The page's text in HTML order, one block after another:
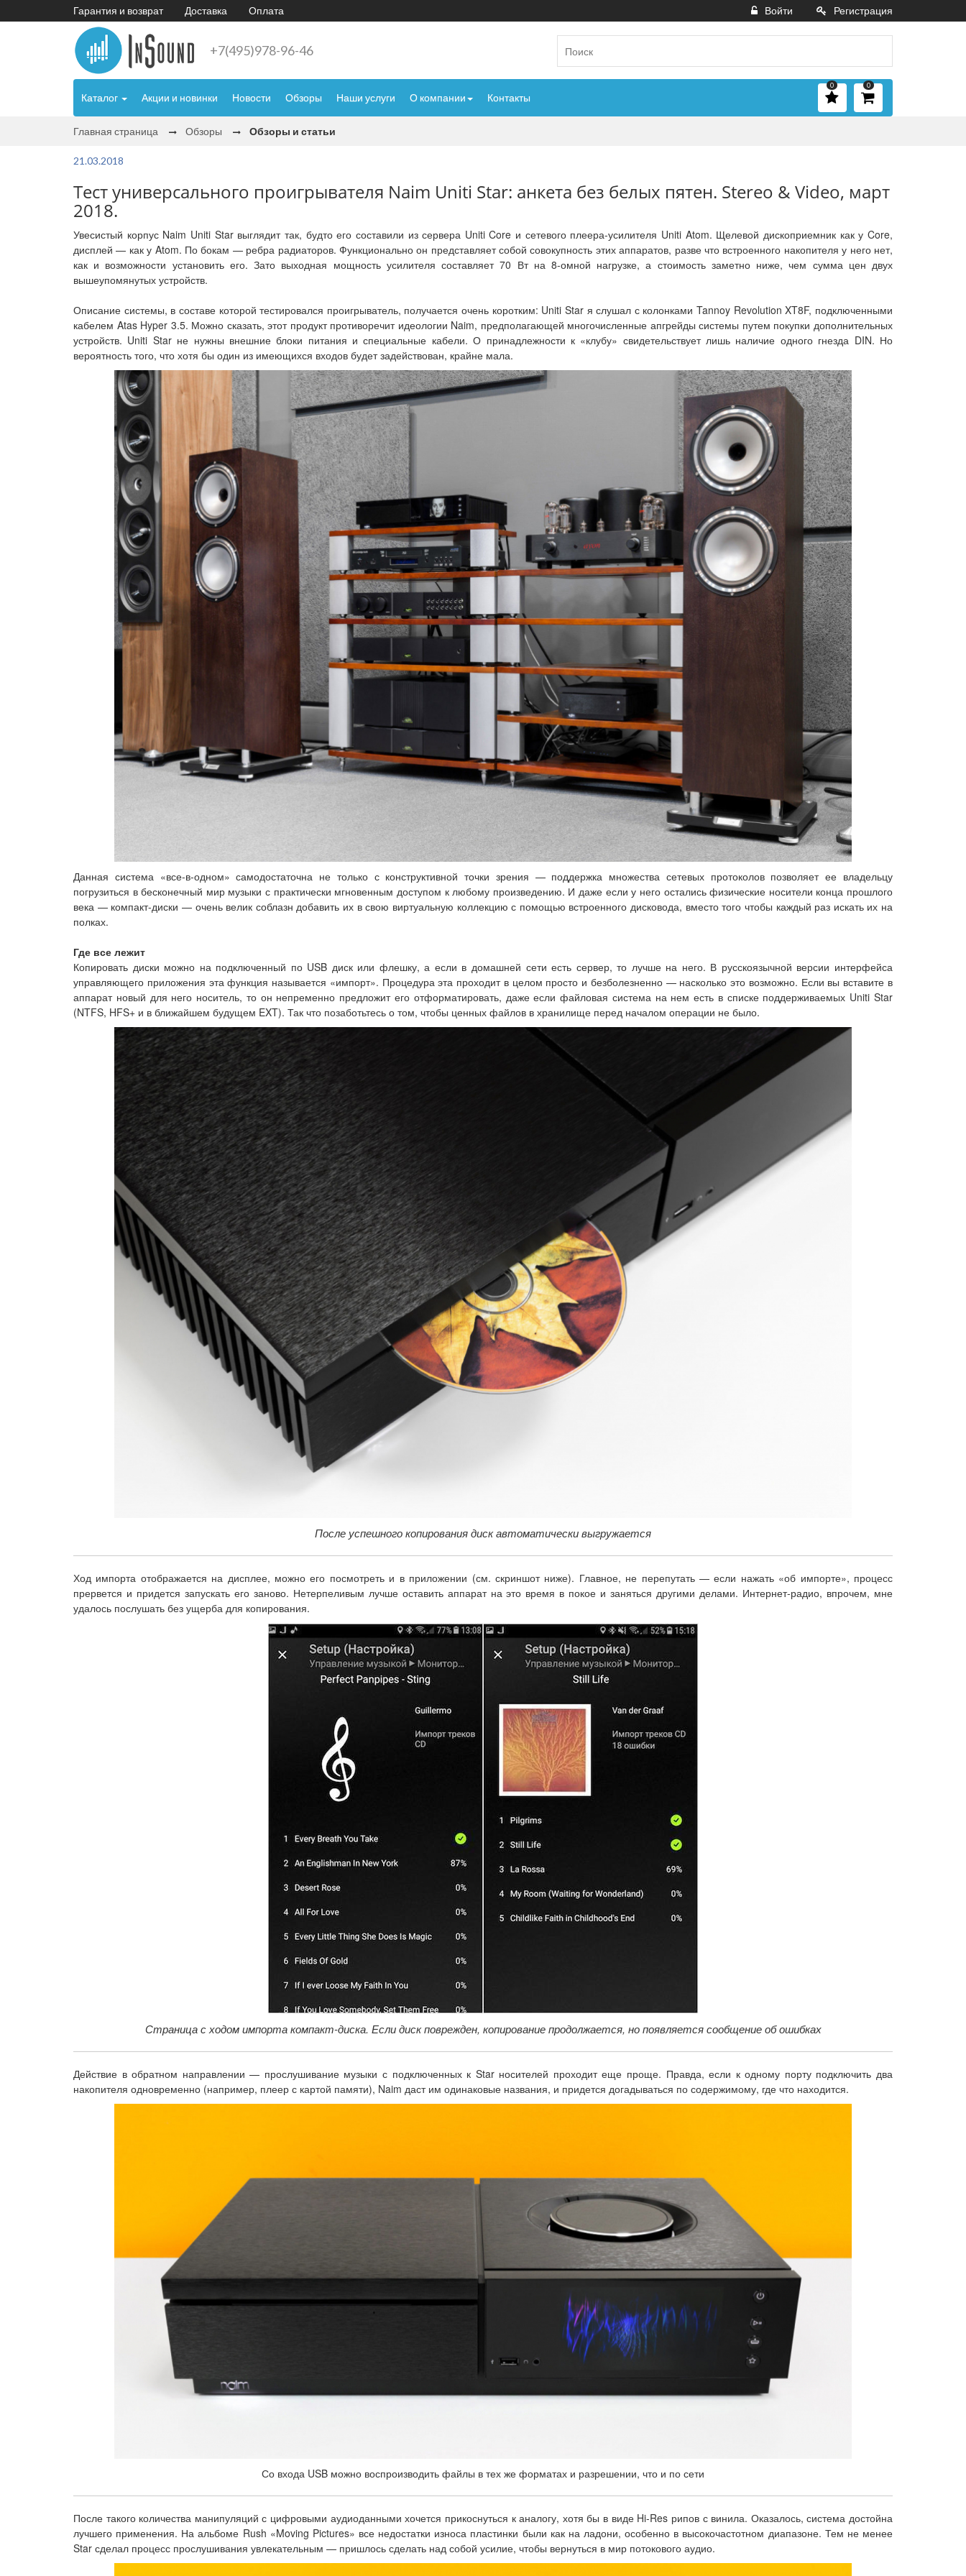
Гарантия и возврат Доставка Оплата Войти Регистрация
+7(495)978-96-46
Каталог Акции и новинки Новости Обзоры Наши услуги О компании Контакты
0
0
Главная страница Обзоры Обзоры и статьи
21.03.2018
Тест универсального проигрывателя Naim Uniti Star: анкета без белых пятен. Stereo & Video, март
2018.
Увесистый корпус Naim Uniti Star выглядит так, будто его составили из сервера Uniti Core и сетевого плеера-усилителя Uniti Atom. Щелевой дископриемник как у Core,
дисплей — как у Atom. По бокам — ребра радиаторов. Функционально он представляет собой совокупность этих аппаратов, разве что встроенного накопителя у него нет,
как и возможности установить его. Зато выходная мощность усилителя составляет 70 Вт на 8-омной нагрузке, а стоимость заметно ниже, чем сумма цен двух
вышеупомянутых устройств.
Описание системы, в составе которой тестировался проигрыватель, получается очень коротким: Uniti Star я слушал с колонками Tannoy Revolution XT8F, подключенными
кабелем Atas Hyper 3.5. Можно сказать, этот продукт противоречит идеологии Naim, предполагающей многочисленные апгрейды системы путем покупки дополнительных
устройств. Uniti Star не нужны внешние блоки питания и специальные кабели. О принадлежности к «клубу» свидетельствует лишь наличие одного гнезда DIN. Но
вероятность того, что хотя бы один из имеющихся входов будет задействован, крайне мала.
Данная система «все-в-одном» самодостаточна не только с конструктивной точки зрения — поддержка множества сетевых протоколов позволяет ее владельцу
погрузиться в бесконечный мир музыки с практически мгновенным доступом к любому произведению. И даже если у него остались физические носители конца прошлого
века — компакт-диски — очень велик соблазн добавить их в свою виртуальную коллекцию с помощью встроенного дисковода, вместо того чтобы каждый раз искать их на
полках.
Где все лежит
Копировать диски можно на подключенный по USB диск или флешку, а если в домашней сети есть сервер, то лучше на него. В русскоязычной версии интерфейса
управляющего приложения эта функция называется «импорт». Процедура эта проходит в целом просто и безболезненно — насколько это возможно. Если вы вставите в
аппарат новый для него носитель, то он непременно предложит его отформатировать, даже если файловая система на нем есть в списке поддерживаемых Uniti Star
(NTFS, HFS+ и в ближайшем будущем EXT). Так что позаботьтесь о том, чтобы ценных файлов в хранилище перед началом операции не было.
После успешного копирования диск автоматически выгружается
Ход импорта отображается на дисплее, можно его посмотреть и в приложении (см. скриншот ниже). Главное, не перепутать — если нажать «об импорте», процесс
прервется и придется запускать его заново. Нетерпеливым лучше оставить аппарат на это время в покое и заняться другими делами. Интернет-радио, впрочем, мне
удалось послушать без ущерба для копирования.
Страница с ходом импорта компакт-диска. Если диск поврежден, копирование продолжается, но появляется сообщение об ошибках
Действие в обратном направлении — прослушивание музыки с подключенных к Star носителей проходит еще проще. Правда, если к одному порту подключить два
накопителя одновременно (например, плеер с картой памяти), Naim даст им одинаковые названия, и придется догадываться по содержимому, где что находится.
Со входа USB можно воспроизводить файлы в тех же форматах и разрешении, что и по сети
После такого количества манипуляций с цифровыми аудиоданными хочется прикоснуться к аналогу, хотя бы в виде Hi-Res рипов с винила. Оказалось, система достойна
лучшего применения. На альбоме Rush «Moving Pictures» все недостатки износа пластинки были как на ладони, особенно в высокочастотном диапазоне. Тем не менее
Star сделал процесс прослушивания увлекательным — пришлось сделать над собой усилие, чтобы вернуться в мир потокового аудио.